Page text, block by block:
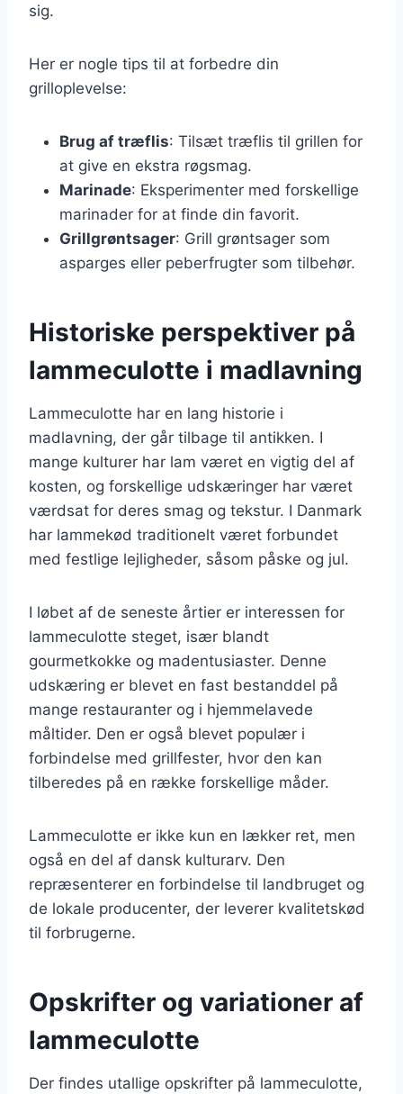
sig.
Her er nogle tips til at forbedre din
grilloplevelse:
Brug af træflis: Tilsæt træflis til grillen for
at give en ekstra røgsmag.
Marinade: Eksperimenter med forskellige
marinader for at finde din favorit.
Grillgrøntsager: Grill grøntsager som
asparges eller peberfrugter som tilbehør.
Historiske perspektiver på
lammeculotte i madlavning
Lammeculotte har en lang historie i
madlavning, der går tilbage til antikken. I
mange kulturer har lam været en vigtig del af
kosten, og forskellige udskæringer har været
værdsat for deres smag og tekstur. I Danmark
har lammekød traditionelt været forbundet
med festlige lejligheder, såsom påske og jul.
I løbet af de seneste årtier er interessen for
lammeculotte steget, især blandt
gourmetkokke og madentusiaster. Denne
udskæring er blevet en fast bestanddel på
mange restauranter og i hjemmelavede
måltider. Den er også blevet populær i
forbindelse med grillfester, hvor den kan
tilberedes på en række forskellige måder.
Lammeculotte er ikke kun en lækker ret, men
også en del af dansk kulturarv. Den
repræsenterer en forbindelse til landbruget og
de lokale producenter, der leverer kvalitetskød
til forbrugerne.
Opskrifter og variationer af
lammeculotte
Der findes utallige opskrifter på lammeculotte,